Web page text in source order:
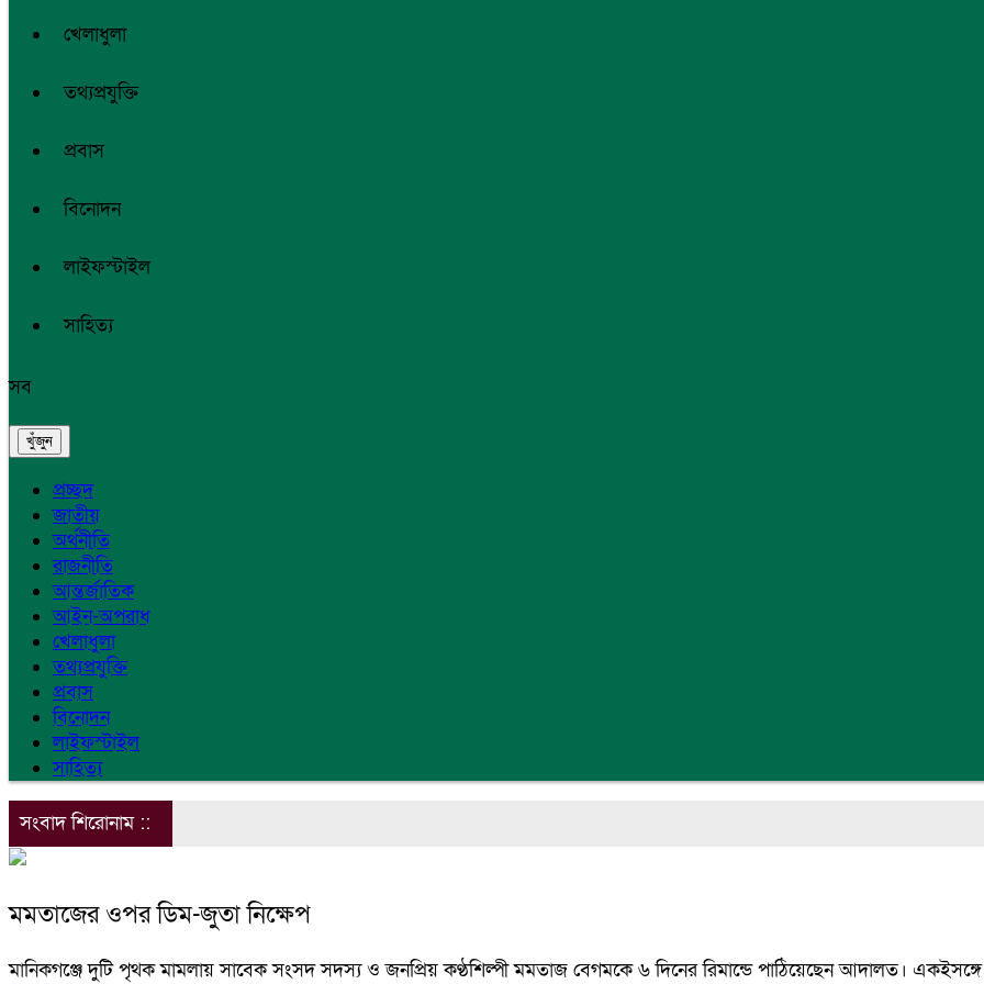
খেলাধুলা
তথ্যপ্রযুক্তি
প্রবাস
বিনোদন
লাইফস্টাইল
সাহিত্য
সব
প্রচ্ছদ
জাতীয়
অর্থনীতি
রাজনীতি
আন্তর্জাতিক
আইন-অপরাধ
খেলাধুলা
তথ্যপ্রযুক্তি
প্রবাস
বিনোদন
লাইফস্টাইল
সাহিত্য
সংবাদ শিরোনাম ::
মমতাজের ওপর ডিম-জুতা নিক্ষেপ
মানিকগঞ্জে দুটি পৃথক মামলায় সাবেক সংসদ সদস্য ও জনপ্রিয় কণ্ঠশিল্পী মমতাজ বেগমকে ৬ দিনের রিমান্ডে পাঠিয়েছেন আদালত।